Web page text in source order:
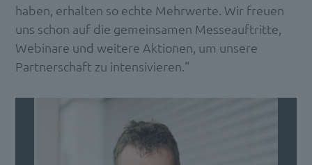
haben, erhalten so echte Mehrwerte. Wir freuen
uns schon auf die gemeinsamen Messeauftritte,
Webinare und weitere Aktionen, um unsere
Partnerschaft zu intensivieren.“